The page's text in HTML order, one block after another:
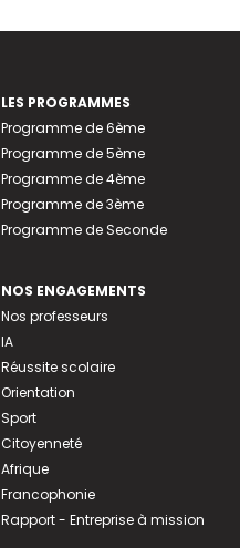
LES PROGRAMMES
Programme de 6ème
Programme de 5ème
Programme de 4ème
Programme de 3ème
Programme de Seconde
NOS ENGAGEMENTS
Nos professeurs
IA
Réussite scolaire
Orientation
Sport
Citoyenneté
Afrique
Francophonie
Rapport - Entreprise à mission